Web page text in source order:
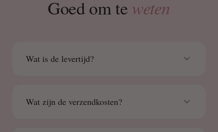
Goed om te weten
Wat is de levertijd?
Wat zijn de verzendkosten?